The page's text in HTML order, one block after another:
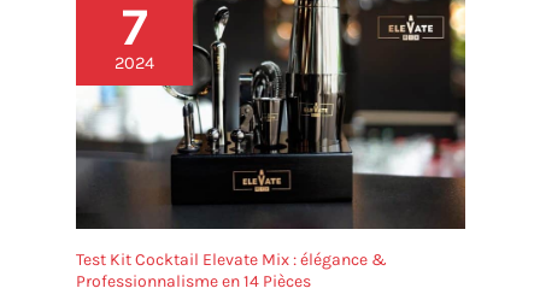
7
2024
Test Kit Cocktail Elevate Mix : élégance &
Professionnalisme en 14 Pièces